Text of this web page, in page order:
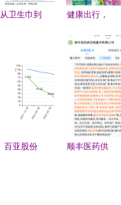
从卫生巾到
商的跨界守
护与商业密
码
健康出行，
女性个人卫
生用品特惠
专场
百亚股份
顺丰医药供